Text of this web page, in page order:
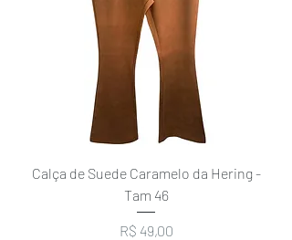
Calça de Suede Caramelo da Hering -
Tam 46
Preço
R$ 49,00